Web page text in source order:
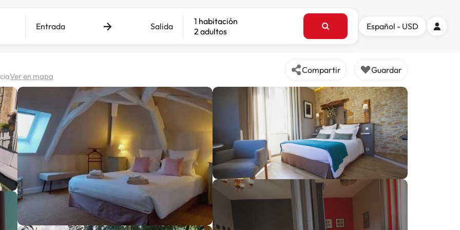
Entrada Salida
1 habitación
2 adultos
Español - USD
Ver en mapa
Compartir Guardar